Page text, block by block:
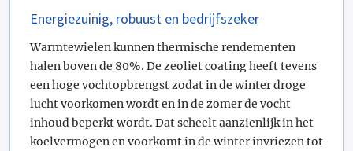
Energiezuinig, robuust en bedrijfszeker
Warmtewielen kunnen thermische rendementen
halen boven de 80%. De zeoliet coating heeft tevens
een hoge vochtopbrengst zodat in de winter droge
lucht voorkomen wordt en in de zomer de vocht
inhoud beperkt wordt. Dat scheelt aanzienlijk in het
koelvermogen en voorkomt in de winter invriezen tot